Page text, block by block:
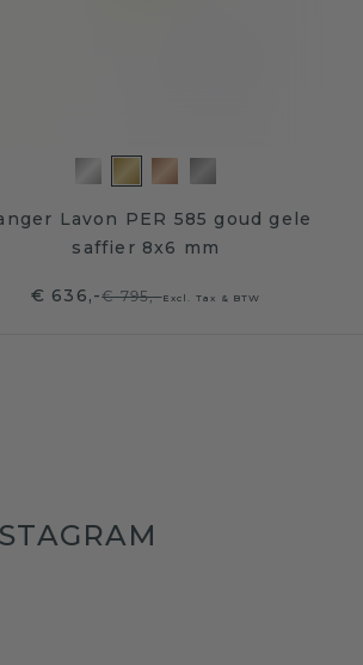
Lavon PER 585 goud gele
saffier 8x6 mm
€ 636,-€ 795,-Excl. Tax & BTW